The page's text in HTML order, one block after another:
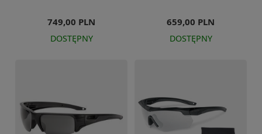
749,00 PLN
DOSTĘPNY
659,00 PLN
DOSTĘPNY